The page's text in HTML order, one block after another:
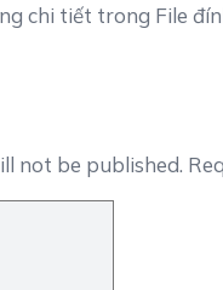
chi tiết trong File
not be published.